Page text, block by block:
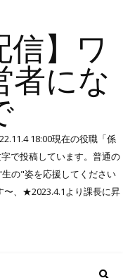
信】ワ
者にな
18:00現在の役職「係
で投稿しています。普通の
の"姿を応援してください
〜、★2023.4.1より課長に昇